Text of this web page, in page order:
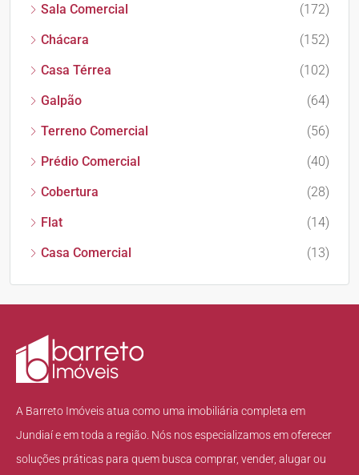
Sala Comercial
(172)
Chácara
(152)
Casa Térrea
(102)
Galpão
(64)
Terreno Comercial
(56)
Prédio Comercial
(40)
Cobertura
(28)
Flat
(14)
Casa Comercial
(13)
A Barreto Imóveis atua como uma imobiliária completa em
Jundiaí e em toda a região. Nós nos especializamos em oferecer
soluções práticas para quem busca comprar, vender, alugar ou